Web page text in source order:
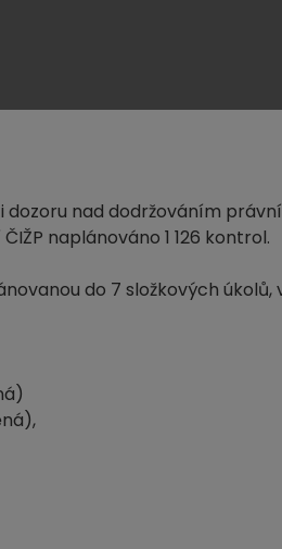
nad dodržováním
naplánováno 1 126 kontrol.
do 7 složkových